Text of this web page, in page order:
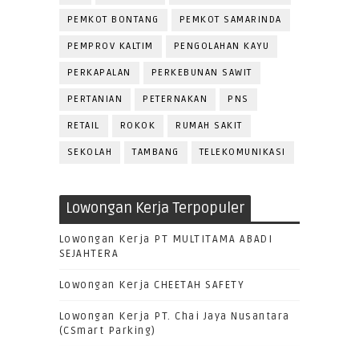
PEMKOT BONTANG PEMKOT SAMARINDA
PEMPROV KALTIM PENGOLAHAN KAYU
PERKAPALAN PERKEBUNAN SAWIT
PERTANIAN PETERNAKAN PNS
RETAIL ROKOK RUMAH SAKIT
SEKOLAH TAMBANG TELEKOMUNIKASI
Lowongan Kerja Terpopuler
Lowongan Kerja PT MULTITAMA ABADI
SEJAHTERA
Lowongan Kerja CHEETAH SAFETY
Lowongan Kerja PT. Chai Jaya Nusantara
(CSmart Parking)